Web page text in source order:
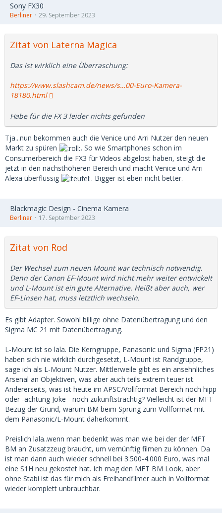
Sony FX30
Berliner 29. September 2023
Zitat von Laterna Magica
Das ist wirklich eine Überraschung:
https://www.slashcam.de/news/s…00-Euro-Kamera-
18180.html
Habe für die FX 3 leider nichts gefunden
Tja...nun bekommen auch die Venice und Arri Nutzer den neuen
Markt zu spüren
. So wie Smartphones schon im
Consumerbereich die FX3 für Videos abgelöst haben, steigt die
jetzt in den nächsthöheren Bereich und macht Venice und Arri
Alexa überflüssig
. Bigger ist eben nicht better.
Blackmagic Design - Cinema Kamera
Berliner 17. September 2023
Zitat von Rod
Der Wechsel zum neuen Mount war technisch notwendig.
Denn der Canon EF-Mount wird nicht mehr weiter entwickelt
und L-Mount ist ein gute Alternative. Heißt aber auch, wer
EF-Linsen hat, muss letztlich wechseln.
Es gibt Adapter. Sowohl billige ohne Datenübertragung und den
Sigma MC 21 mit Datenübertragung.
L-Mount ist so lala. Die Kerngruppe, Panasonic und Sigma (FP21)
haben sich nie wirklich durchgesetzt, L-Mount ist Randgruppe,
sage ich als L-Mount Nutzer. Mittlerweile gibt es ein ansehnliches
Arsenal an Objektiven, was aber auch teils extrem teuer ist.
Andererseits, was ist heute im APSC/Vollformat Bereich noch hipp
oder -achtung Joke - noch zukunftsträchtig? Vielleicht ist der MFT
Bezug der Grund, warum BM beim Sprung zum Vollformat mit
dem Panasonic/L-Mount daherkommt.
Preislich lala..wenn man bedenkt was man wie bei der der MFT
BM an Zusatzzeug braucht, um vernünftig filmen zu können. Da
ist man dann auch wieder schnell bei 3.500-4.000 Euro, was mal
eine S1H neu gekostet hat. Ich mag den MFT BM Look, aber
ohne Stabi ist das für mich als Freihandfilmer auch in Vollformat
wieder komplett unbrauchbar.